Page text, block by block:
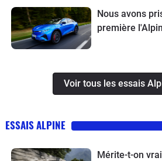
Nous avons
première
Voir tous les essais
ESSAIS ALPINE
Mérite-t-on